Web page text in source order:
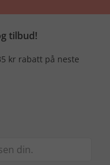
tilbud!
kr rabatt på neste